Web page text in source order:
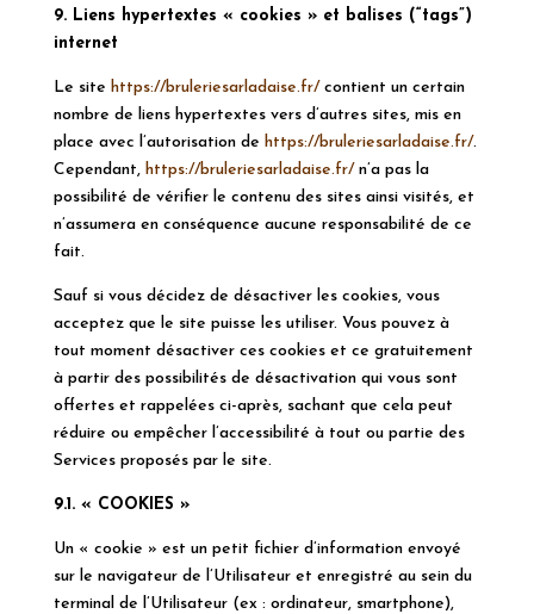
9. Liens hypertextes « cookies » et balises (“tags”)
internet
Le site https://bruleriesarladaise.fr/ contient un certain
nombre de liens hypertextes vers d’autres sites, mis en
place avec l’autorisation de https://bruleriesarladaise.fr/.
Cependant, https://bruleriesarladaise.fr/ n’a pas la
possibilité de vérifier le contenu des sites ainsi visités, et
n’assumera en conséquence aucune responsabilité de ce
fait.
Sauf si vous décidez de désactiver les cookies, vous
acceptez que le site puisse les utiliser. Vous pouvez à
tout moment désactiver ces cookies et ce gratuitement
à partir des possibilités de désactivation qui vous sont
offertes et rappelées ci-après, sachant que cela peut
réduire ou empêcher l’accessibilité à tout ou partie des
Services proposés par le site.
9.1. « COOKIES »
Un « cookie » est un petit fichier d’information envoyé
sur le navigateur de l’Utilisateur et enregistré au sein du
terminal de l’Utilisateur (ex : ordinateur, smartphone),